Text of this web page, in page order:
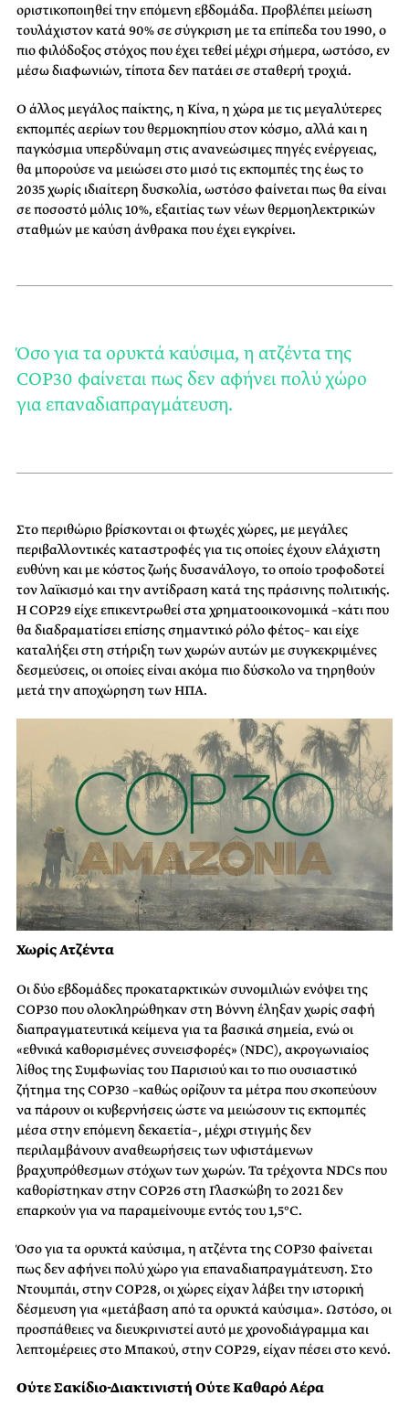
οριστικοποιηθεί την επόμενη εβδομάδα. Προβλέπει μείωση
τουλάχιστον κατά 90% σε σύγκριση με τα επίπεδα του 1990, ο
πιο φιλόδοξος στόχος που έχει τεθεί μέχρι σήμερα, ωστόσο, εν
μέσω διαφωνιών, τίποτα δεν πατάει σε σταθερή τροχιά.
Ο άλλος μεγάλος παίκτης, η Κίνα, η χώρα με τις μεγαλύτερες
εκπομπές αερίων του θερμοκηπίου στον κόσμο, αλλά και η
παγκόσμια υπερδύναμη στις ανανεώσιμες πηγές ενέργειας,
θα μπορούσε να μειώσει στο μισό τις εκπομπές της έως το
2035 χωρίς ιδιαίτερη δυσκολία, ωστόσο φαίνεται πως θα είναι
σε ποσοστό μόλις 10%, εξαιτίας των νέων θερμοηλεκτρικών
σταθμών με καύση άνθρακα που έχει εγκρίνει.
Όσο για τα ορυκτά καύσιμα, η ατζέντα της
COP30 φαίνεται πως δεν αφήνει πολύ χώρο
για επαναδιαπραγμάτευση.
Στο περιθώριο βρίσκονται οι φτωχές χώρες, με μεγάλες
περιβαλλοντικές καταστροφές για τις οποίες έχουν ελάχιστη
ευθύνη και με κόστος ζωής δυσανάλογο, το οποίο τροφοδοτεί
τον λαϊκισμό και την αντίδραση κατά της πράσινης πολιτικής.
Η COP29 είχε επικεντρωθεί στα χρηματοοικονομικά –κάτι που
θα διαδραματίσει επίσης σημαντικό ρόλο φέτος– και είχε
καταλήξει στη στήριξη των χωρών αυτών με συγκεκριμένες
δεσμεύσεις, οι οποίες είναι ακόμα πιο δύσκολο να τηρηθούν
μετά την αποχώρηση των ΗΠΑ.
Χωρίς Ατζέντα
Οι δύο εβδομάδες προκαταρκτικών συνομιλιών ενόψει της
COP30 που ολοκληρώθηκαν στη Βόννη έληξαν χωρίς σαφή
διαπραγματευτικά κείμενα για τα βασικά σημεία, ενώ οι
«εθνικά καθορισμένες συνεισφορές» (NDC), ακρογωνιαίος
λίθος της Συμφωνίας του Παρισιού και το πιο ουσιαστικό
ζήτημα της COP30 –καθώς ορίζουν τα μέτρα που σκοπεύουν
να πάρουν οι κυβερνήσεις ώστε να μειώσουν τις εκπομπές
μέσα στην επόμενη δεκαετία–, μέχρι στιγμής δεν
περιλαμβάνουν αναθεωρήσεις των υφιστάμενων
βραχυπρόθεσμων στόχων των χωρών. Τα τρέχοντα NDCs που
καθορίστηκαν στην COP26 στη Γλασκώβη το 2021 δεν
επαρκούν για να παραμείνουμε εντός του 1,5°C.
Όσο για τα ορυκτά καύσιμα, η ατζέντα της COP30 φαίνεται
πως δεν αφήνει πολύ χώρο για επαναδιαπραγμάτευση. Στο
Ντουμπάι, στην COP28, οι χώρες είχαν λάβει την ιστορική
δέσμευση για «μετάβαση από τα ορυκτά καύσιμα». Ωστόσο, οι
προσπάθειες να διευκρινιστεί αυτό με χρονοδιάγραμμα και
λεπτομέρειες στο Μπακού, στην COP29, είχαν πέσει στο κενό.
Ούτε Σακίδιο-Διακτινιστή Ούτε Καθαρό Αέρα